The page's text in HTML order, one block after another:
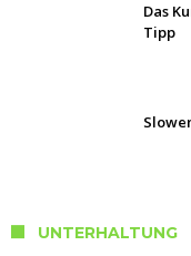
Das
Tipp
UNTERHALTUNG